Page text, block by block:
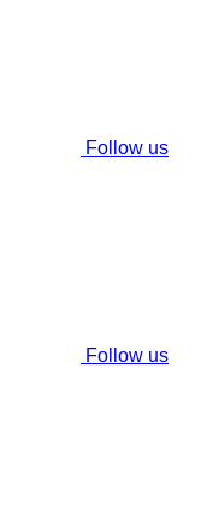
Follow us
Follow us